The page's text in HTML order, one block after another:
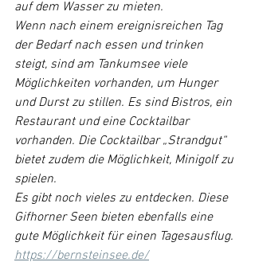
auf dem Wasser zu mieten.
Wenn nach einem ereignisreichen Tag
der Bedarf nach essen und trinken
steigt, sind am Tankumsee viele
Möglichkeiten vorhanden, um Hunger
und Durst zu stillen. Es sind Bistros, ein
Restaurant und eine Cocktailbar
vorhanden. Die Cocktailbar „Strandgut“
bietet zudem die Möglichkeit, Minigolf zu
spielen.
Es gibt noch vieles zu entdecken. Diese
Gifhorner Seen bieten ebenfalls eine
gute Möglichkeit für einen Tagesausflug.
https://bernsteinsee.de/